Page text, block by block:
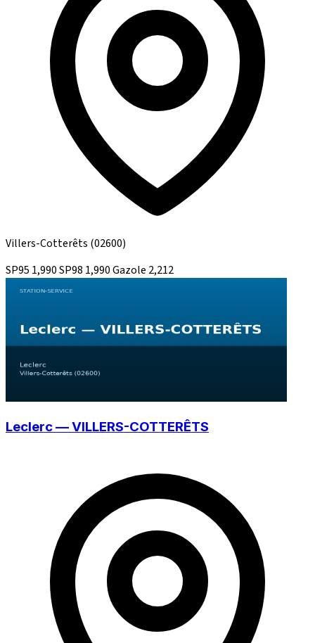
Villers-Cotterêts (02600)
SP95 1,990SP98 1,990Gazole 2,212
Leclerc — VILLERS-COTTERÊTS